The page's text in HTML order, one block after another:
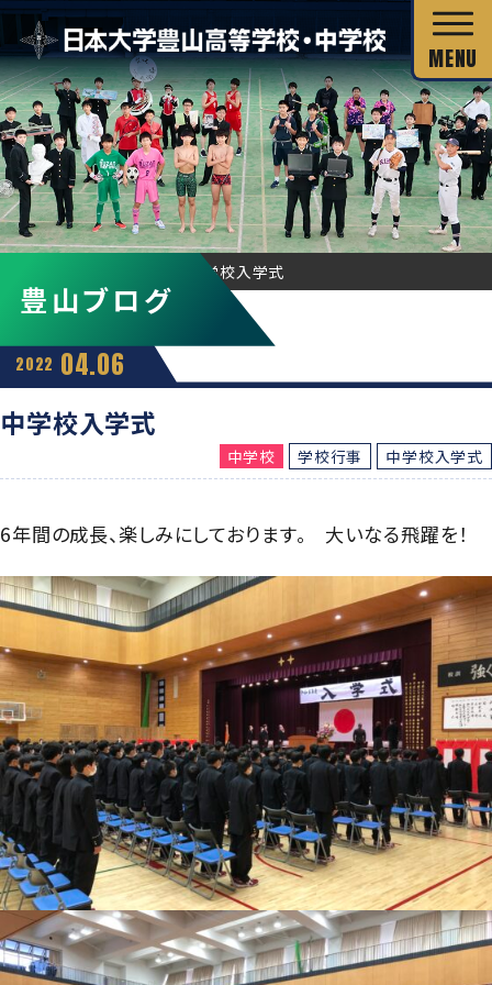
校長あいさつ
教育目標
スクール・ミッション
沿革・校歌
日本大学について
数字で見る豊山
独自の教育システム
グローバル教育
教科の特長
カリキュラム・シラバス
年間行事
制服紹介
部活動
豊山生の一日
生徒座談会
学校案内パンフレット
学則
教科の特長
カリキュラム・シラバス
特進コース
スポーツコース
年間行事
制服紹介
部活動
生徒座談会
学校案内パンフレット
進路指導
進学実績
合格者インタビュー
進路新聞Compass
活躍するOB
豊山ブログ
中学校入学式
2022 04.06
中学校入学式
中学校 学校行事 中学校入学式
6年間の成長、楽しみにしております。 大いなる飛躍を！